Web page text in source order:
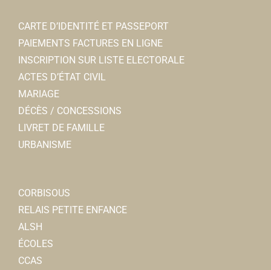
CARTE D’IDENTITÉ ET PASSEPORT
PAIEMENTS FACTURES EN LIGNE
INSCRIPTION SUR LISTE ELECTORALE
ACTES D’ÉTAT CIVIL
MARIAGE
DÉCÈS / CONCESSIONS
LIVRET DE FAMILLE
URBANISME
CORBISOUS
RELAIS PETITE ENFANCE
ALSH
ÉCOLES
CCAS